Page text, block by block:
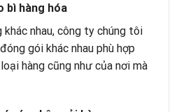
bì hàng hóa
nhau, công ty chúng tôi
gói khác nhau phù hợp
hàng cũng như của nơi mà